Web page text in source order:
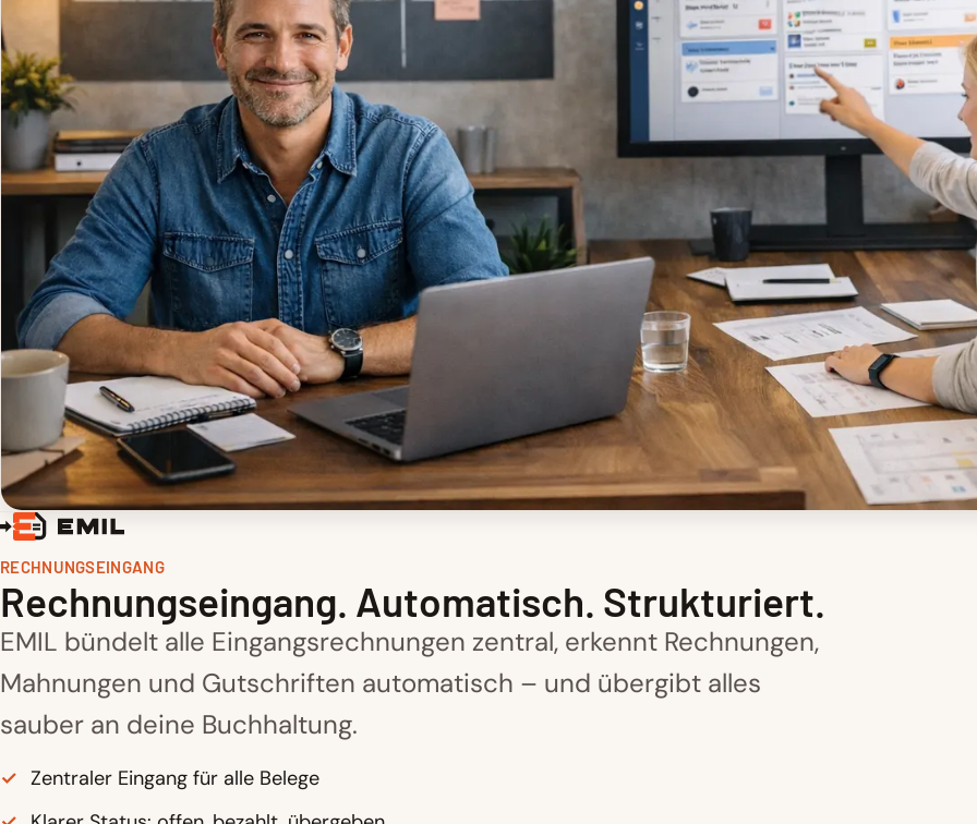
RECHNUNGSEINGANG
Rechnungseingang. Automatisch. Strukturiert.
EMIL bündelt alle Eingangsrechnungen zentral, erkennt Rechnungen,
Mahnungen und Gutschriften automatisch – und übergibt alles
sauber an deine Buchhaltung.
✓ Zentraler Eingang für alle Belege